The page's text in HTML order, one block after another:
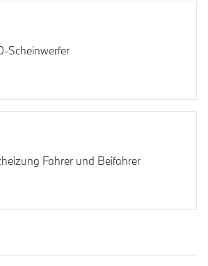
Scheinwerfer
Fahrer und Beifahrer